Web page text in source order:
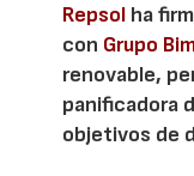
Repsol ha
con Grupo
renovable,
panificadora
objetivos de